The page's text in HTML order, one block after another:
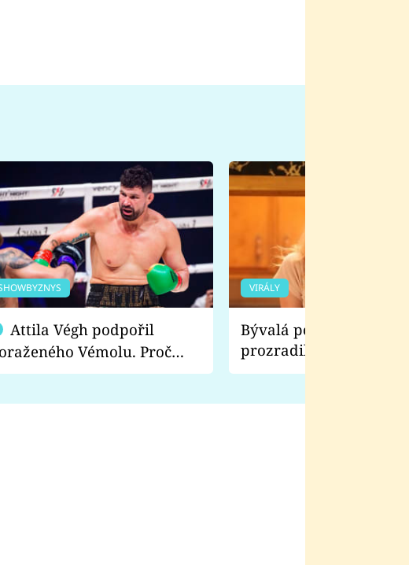
Vémolu. Proč
raději zápasit s ním než
VIRÁLY
Bývalá pornoherečka
prozradila, co ji
natáčení Euforie.